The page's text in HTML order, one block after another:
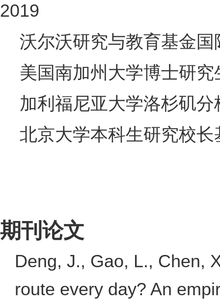
2019
沃尔沃研究与教育基金国
美国南加州大学博士研究
加利福尼亚大学洛杉矶分
北京大学本科生研究校长
期刊论文
Deng, J., Gao, L., Chen,
route every day? An